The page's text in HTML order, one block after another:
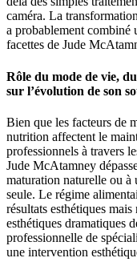
caméra. La
a probablement combiné
facettes de Jude
Rôle du mode de vie,
sur l’évolution de son
Bien que les facteurs de
nutrition affectent le
professionnels à travers
Jude McAtamney
maturation naturelle ou à
seule. Le régime
résultats esthétiques
esthétiques dramatiques
professionnelle de
une intervention